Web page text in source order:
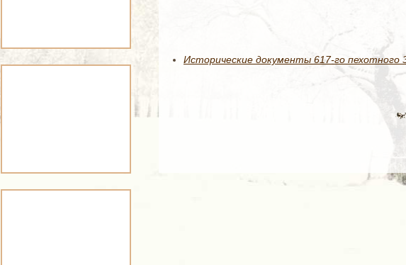
Исторические документы 617-го пехотного